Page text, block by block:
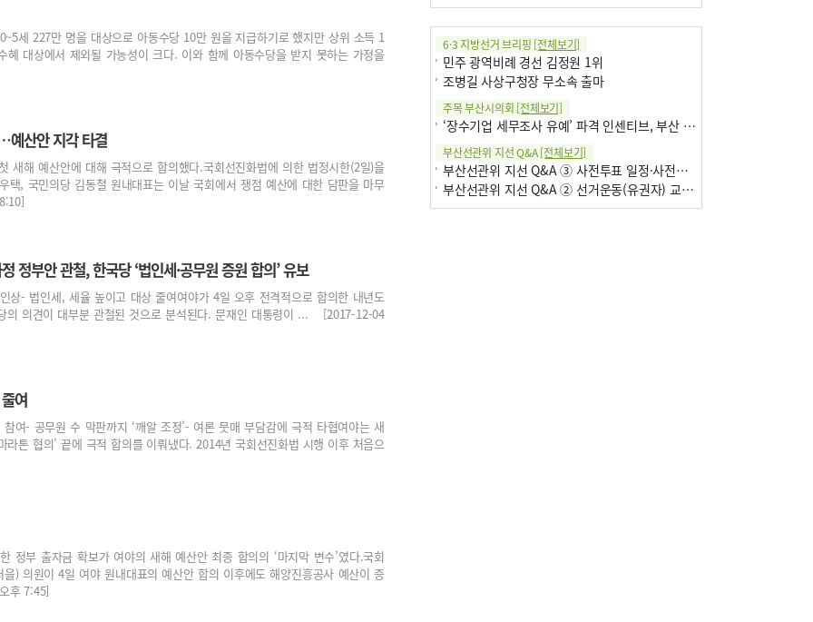
세 227만 명을 대상으로 아동수당 10만 원을 지급하기로 했지만 상위 소득 1
대상에서 제외될 가능성이 크다. 이와 함께 아동수당을 받지 못하는 가정을
예산안 지각 타결
새해 예산안에 대해 극적으로 합의했다.국회선진화법에 의한 법정시한(2일)을
, 국민의당 김동철 원내대표는 이날 국회에서 쟁점 예산에 대한 담판을 마무
정부안 관철, 한국당 ‘법인세·공무원 증원 합의’ 유보
상- 법인세, 세율 높이고 대상 줄여여야가 4일 오후 전격적으로 합의한 내년도
의 의견이 대부분 관철된 것으로 분석된다. 문재인 대통령이 ... [2017-12-04
여
여- 공무원 수 막판까지 ‘깨알 조정’- 여론 뭇매 부담감에 극적 타협여야는 새
톤 협의’ 끝에 극적 합의를 이뤄냈다. 2014년 국회선진화법 시행 이후 처음으
정부 출자금 확보가 여야의 새해 예산안 최종 합의의 ‘마지막 변수’였다.국회
) 의원이 4일 여야 원내대표의 예산안 합의 이후에도 해양진흥공사 예산이 증
후 7:45]
6·3 지방선거 브리핑 [전체보기]
민주 광역비례 경선 김정원 1위
조병길 사상구청장 무소속 출마
주목 부산시의회 [전체보기]
‘장수기업 세무조사 유예’ 파격 인센티브, 부산 유출 막을까
부산선관위 지선 Q&A[전체보기]
부산선관위 지선 Q&A ③ 사전투표 일정·사전투표함 보관
부산선관위 지선 Q&A ② 선거운동(유권자) 교육감투표용지